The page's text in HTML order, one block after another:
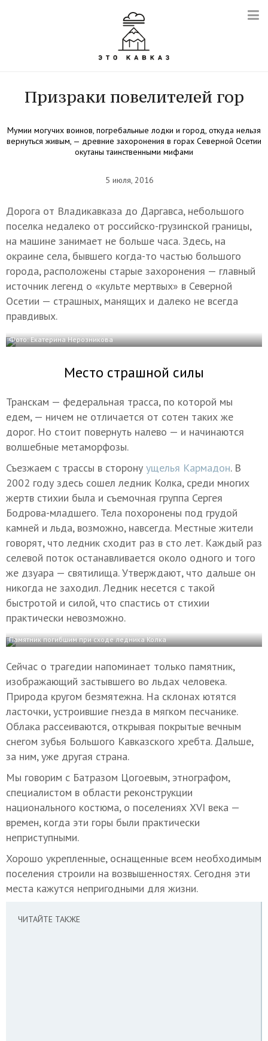
Призраки повелителей гор
Мумии могучих воинов, погребальные лодки и город, откуда нельзя
вернуться живым, — древние захоронения в горах Северной Осетии
окутаны таинственными мифами
5 июля, 2016
Дорога от Владикавказа до Даргавса, небольшого
поселка недалеко от российско-грузинской границы,
на машине занимает не больше часа. Здесь, на
окраине села, бывшего когда-то частью большого
города, расположены старые захоронения — главный
источник легенд о «культе мертвых» в Северной
Осетии — страшных, манящих и далеко не всегда
правдивых.
Фото: Екатерина Нерозникова
Место страшной силы
Транскам — федеральная трасса, по которой мы
едем, — ничем не отличается от сотен таких же
дорог. Но стоит повернуть налево — и начинаются
волшебные метаморфозы.
Съезжаем с трассы в сторону ущелья Кармадон. В
2002 году здесь сошел ледник Колка, среди многих
жертв стихии была и съемочная группа Сергея
Бодрова-младшего. Тела похоронены под грудой
камней и льда, возможно, навсегда. Местные жители
говорят, что ледник сходит раз в сто лет. Каждый раз
селевой поток останавливается около одного и того
же дзуара — святилища. Утверждают, что дальше он
никогда не заходил. Ледник несется с такой
быстротой и силой, что спастись от стихии
практически невозможно.
Памятник погибшим при сходе ледника Колка
Сейчас о трагедии напоминает только памятник,
изображающий застывшего во льдах человека.
Природа кругом безмятежна. На склонах ютятся
ласточки, устроившие гнезда в мягком песчанике.
Облака рассеиваются, открывая покрытые вечным
снегом зубья Большого Кавказского хребта. Дальше,
за ним, уже другая страна.
Мы говорим с Батразом Цогоевым, этнографом,
специалистом в области реконструкции
национального костюма, о поселениях XVI века —
времен, когда эти горы были практически
неприступными.
Хорошо укрепленные, оснащенные всем необходимым
поселения строили на возвышенностях. Сегодня эти
места кажутся непригодными для жизни.
ЧИТАЙТЕ ТАКЖЕ